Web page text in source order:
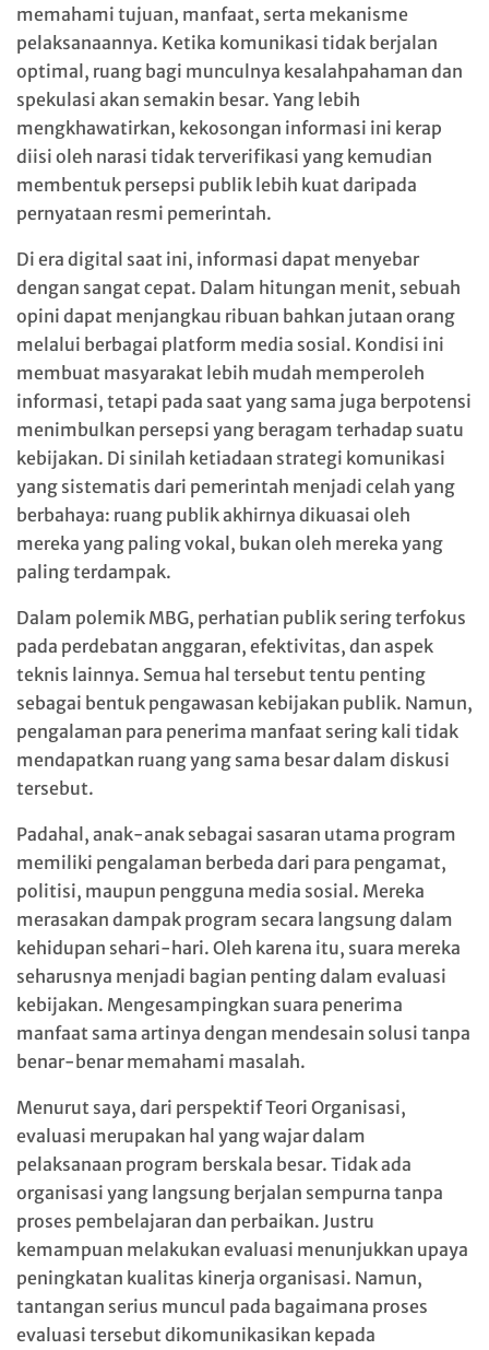
memahami tujuan, manfaat, serta mekanisme
pelaksanaannya. Ketika komunikasi tidak berjalan
optimal, ruang bagi munculnya kesalahpahaman dan
spekulasi akan semakin besar. Yang lebih
mengkhawatirkan, kekosongan informasi ini kerap
diisi oleh narasi tidak terverifikasi yang kemudian
membentuk persepsi publik lebih kuat daripada
pernyataan resmi pemerintah.
Di era digital saat ini, informasi dapat menyebar
dengan sangat cepat. Dalam hitungan menit, sebuah
opini dapat menjangkau ribuan bahkan jutaan orang
melalui berbagai platform media sosial. Kondisi ini
membuat masyarakat lebih mudah memperoleh
informasi, tetapi pada saat yang sama juga berpotensi
menimbulkan persepsi yang beragam terhadap suatu
kebijakan. Di sinilah ketiadaan strategi komunikasi
yang sistematis dari pemerintah menjadi celah yang
berbahaya: ruang publik akhirnya dikuasai oleh
mereka yang paling vokal, bukan oleh mereka yang
paling terdampak.
Dalam polemik MBG, perhatian publik sering terfokus
pada perdebatan anggaran, efektivitas, dan aspek
teknis lainnya. Semua hal tersebut tentu penting
sebagai bentuk pengawasan kebijakan publik. Namun,
pengalaman para penerima manfaat sering kali tidak
mendapatkan ruang yang sama besar dalam diskusi
tersebut.
Padahal, anak-anak sebagai sasaran utama program
memiliki pengalaman berbeda dari para pengamat,
politisi, maupun pengguna media sosial. Mereka
merasakan dampak program secara langsung dalam
kehidupan sehari-hari. Oleh karena itu, suara mereka
seharusnya menjadi bagian penting dalam evaluasi
kebijakan. Mengesampingkan suara penerima
manfaat sama artinya dengan mendesain solusi tanpa
benar-benar memahami masalah.
Menurut saya, dari perspektif Teori Organisasi,
evaluasi merupakan hal yang wajar dalam
pelaksanaan program berskala besar. Tidak ada
organisasi yang langsung berjalan sempurna tanpa
proses pembelajaran dan perbaikan. Justru
kemampuan melakukan evaluasi menunjukkan upaya
peningkatan kualitas kinerja organisasi. Namun,
tantangan serius muncul pada bagaimana proses
evaluasi tersebut dikomunikasikan kepada